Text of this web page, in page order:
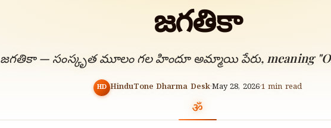
జగతికా
జగతికా — సంస్కృత మూలం గల హిందూ అమ్మాయి పేరు, meaning
HD HinduTone Dharma Desk·May 28, 2026·1 min read